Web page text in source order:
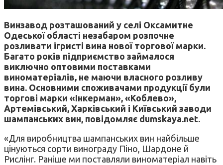
Винзавод розташований у селі Оксамитне
Одеської області незабаром розпочне
розливати ігристі вина нової торгової марки.
Багато років підприємство займалося
виключно оптовими поставками
виноматеріалів, не маючи власного розливу
вина. Основними споживачами продукції були
торгові марки «Інкерман», «Коблево»,
Артемівський, Харківський і Київський заводи
шампанських вин, повідомляє dumskaya.net.
«Для виробництва шампанських вин найбільше
цінуються сорти винограду Піно, Шардоне й
Рислінг. Раніше ми поставляли виноматеріал навіть